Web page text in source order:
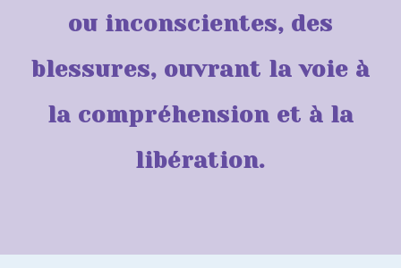
ou inconscientes, des
blessures, ouvrant la voie à
la compréhension et à la
libération.